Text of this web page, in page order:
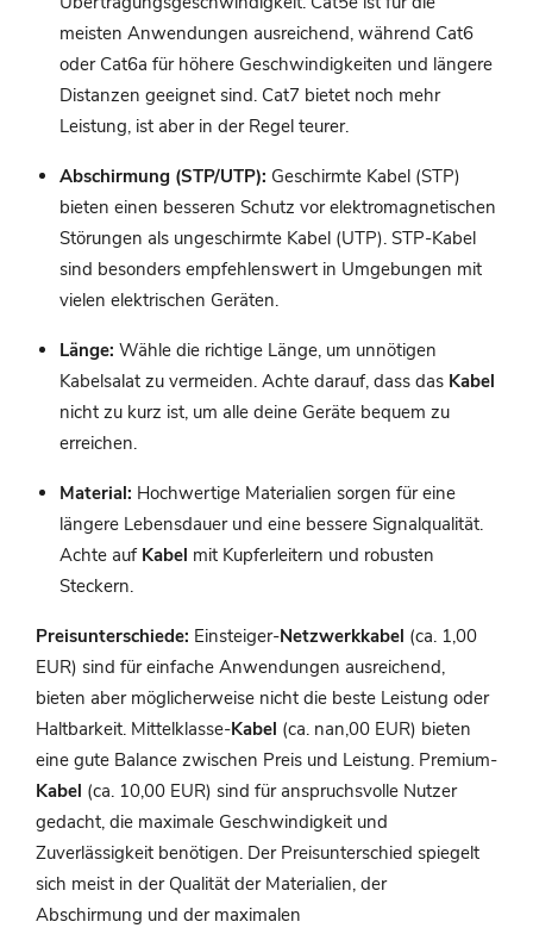
meisten Anwendungen ausreichend, während Cat6
oder Cat6a für höhere Geschwindigkeiten und längere
Distanzen geeignet sind. Cat7 bietet noch mehr
Leistung, ist aber in der Regel teurer.
Abschirmung (STP/UTP): Geschirmte Kabel (STP)
bieten einen besseren Schutz vor elektromagnetischen
Störungen als ungeschirmte Kabel (UTP). STP-Kabel
sind besonders empfehlenswert in Umgebungen mit
vielen elektrischen Geräten.
Länge: Wähle die richtige Länge, um unnötigen
Kabelsalat zu vermeiden. Achte darauf, dass das Kabel
nicht zu kurz ist, um alle deine Geräte bequem zu
erreichen.
Material: Hochwertige Materialien sorgen für eine
längere Lebensdauer und eine bessere Signalqualität.
Achte auf Kabel mit Kupferleitern und robusten
Steckern.
Preisunterschiede: Einsteiger-Netzwerkkabel (ca. 1,00
EUR) sind für einfache Anwendungen ausreichend,
bieten aber möglicherweise nicht die beste Leistung oder
Haltbarkeit. Mittelklasse-Kabel (ca. nan,00 EUR) bieten
eine gute Balance zwischen Preis und Leistung. Premium-
Kabel (ca. 10,00 EUR) sind für anspruchsvolle Nutzer
gedacht, die maximale Geschwindigkeit und
Zuverlässigkeit benötigen. Der Preisunterschied spiegelt
sich meist in der Qualität der Materialien, der
Abschirmung und der maximalen